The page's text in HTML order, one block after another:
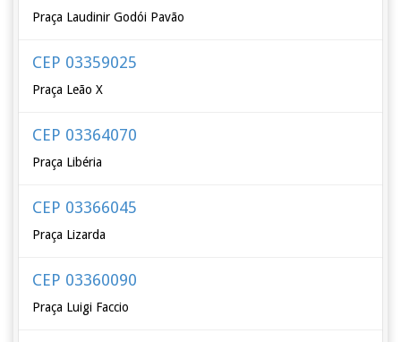
Praça Laudinir Godói Pavão
CEP 03359025
Praça Leão X
CEP 03364070
Praça Libéria
CEP 03366045
Praça Lizarda
CEP 03360090
Praça Luigi Faccio